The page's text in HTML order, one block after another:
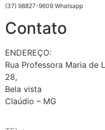
(37) 98827-9609 Whatsapp
Contato
ENDEREÇO:
Rua Professora Maria de
28,
Bela vista
Claúdio – MG